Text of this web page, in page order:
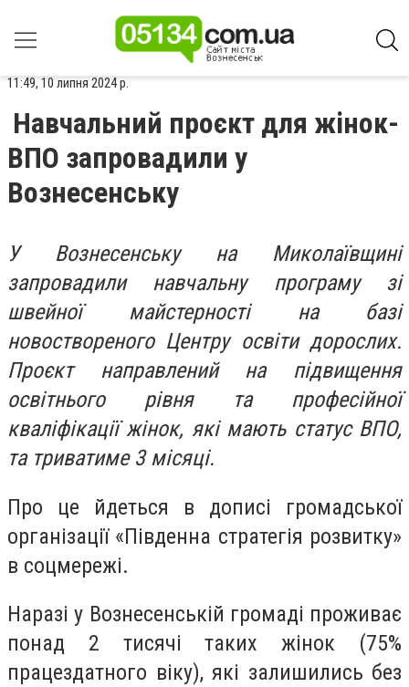
11:49, 10 липня 2024 р.
Навчальний проєкт для жінок-
ВПО запровадили у
Вознесенську
У Вознесенську на Миколаївщині
запровадили навчальну програму зі
швейної майстерності на базі
новоствореного Центру освіти дорослих.
Проєкт направлений на підвищення
освітнього рівня та професійної
кваліфікації жінок, які мають статус ВПО,
та триватиме 3 місяці.
Про це йдеться в дописі громадської
організації «Південна стратегія розвитку»
в соцмережі.
Наразі у Вознесенській громаді проживає
понад 2 тисячі таких жінок (75%
працездатного віку), які залишились без